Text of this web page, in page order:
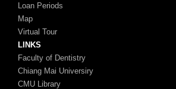
Loan Periods
Map
Virtual Tour
LINKS
Faculty of Dentistry
Chiang Mai Universiry
CMU Library